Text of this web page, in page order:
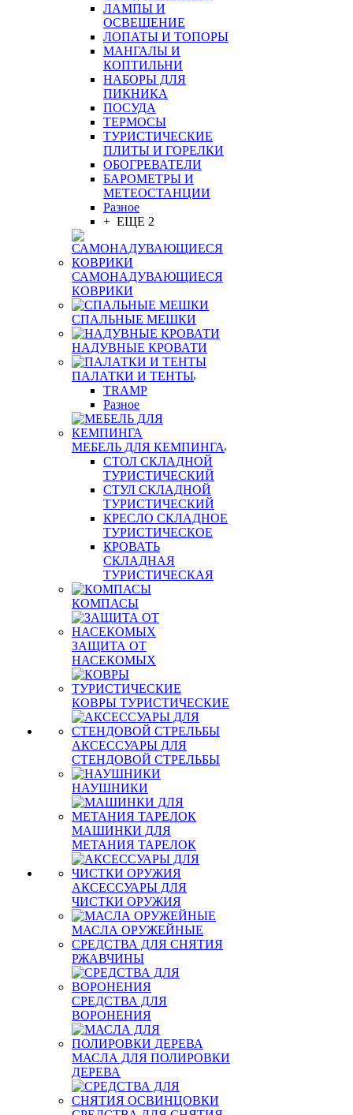
ЛАМПЫ И
ОСВЕЩЕНИЕ
ЛОПАТЫ И ТОПОРЫ
МАНГАЛЫ И
КОПТИЛЬНИ
НАБОРЫ ДЛЯ
ПИКНИКА
ПОСУДА
ТЕРМОСЫ
ТУРИСТИЧЕСКИЕ
ПЛИТЫ И ГОРЕЛКИ
ОБОГРЕВАТЕЛИ
БАРОМЕТРЫ И
МЕТЕОСТАНЦИИ
Разное
+ ЕЩЕ 2
САМОНАДУВАЮЩИЕСЯ
КОВРИКИ
СПАЛЬНЫЕ МЕШКИ
НАДУВНЫЕ КРОВАТИ
ПАЛАТКИ И ТЕНТЫ
TRAMP
Разное
МЕБЕЛЬ ДЛЯ КЕМПИНГА
СТОЛ СКЛАДНОЙ
ТУРИСТИЧЕСКИЙ
СТУЛ СКЛАДНОЙ
ТУРИСТИЧЕСКИЙ
КРЕСЛО СКЛАДНОЕ
ТУРИСТИЧЕСКОЕ
КРОВАТЬ
СКЛАДНАЯ
ТУРИСТИЧЕСКАЯ
КОМПАСЫ
ЗАЩИТА ОТ
НАСЕКОМЫХ
КОВРЫ ТУРИСТИЧЕСКИЕ
АКСЕССУАРЫ ДЛЯ
СТЕНДОВОЙ СТРЕЛЬБЫ
НАУШНИКИ
МАШИНКИ ДЛЯ
МЕТАНИЯ ТАРЕЛОК
АКСЕССУАРЫ ДЛЯ
ЧИСТКИ ОРУЖИЯ
МАСЛА ОРУЖЕЙНЫЕ
СРЕДСТВА ДЛЯ СНЯТИЯ
РЖАВЧИНЫ
СРЕДСТВА ДЛЯ
ВОРОНЕНИЯ
МАСЛА ДЛЯ ПОЛИРОВКИ
ДЕРЕВА